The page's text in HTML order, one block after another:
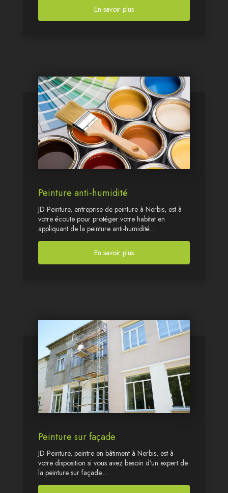
En savoir plus
Peinture anti-humidité
JD Peinture, entreprise de peinture à Nerbis, est à
votre écoute pour protéger votre habitat en
appliquant de la peinture anti-humidité....
En savoir plus
Peinture sur façade
JD Peinture, peintre en bâtiment à Nerbis, est à
votre disposition si vous avez besoin d’un expert de
la peinture sur façade....